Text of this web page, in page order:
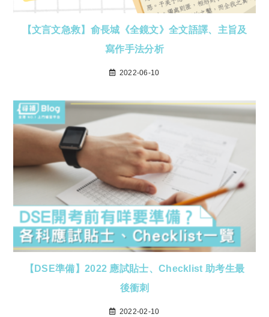
【文言文急救】俞長城《全鏡文》全文語譯、主旨及
寫作手法分析
2022-06-10
【DSE準備】2022 應試貼士、Checklist 助考生最
後衝刺
2022-02-10